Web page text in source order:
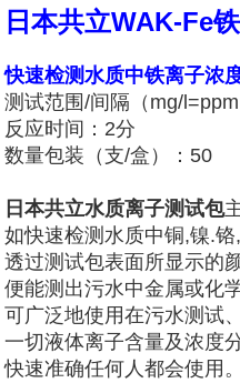
日本共立WAK-Fe
快速检测水质中铁离子浓
测试范围/间隔（mg/
反应时间：2分
数量包装（支/盒）：50
日本共立水质离子测试包
如快速检测水质中铜,镍.
透过测试包表面所显示的
便能测出污水中金属或化
可广泛地使用在污水测试
一切液体离子含量及浓度
快速准确任何人都会使用